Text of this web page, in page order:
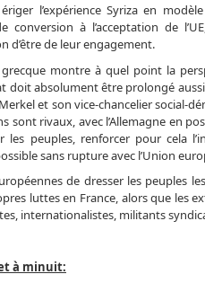
l’expérience Syriza en
conversion à l’acceptation de
d’être de leur engagement.
grecque montre à quel point la
doit absolument être prolongé
et son vice-chancelier social-
sont rivaux, avec l’Allemagne en
les peuples, renforcer pour cela
sans rupture avec l’Union
de dresser les peuples
luttes en France, alors que
internationalistes, militants
à minuit: